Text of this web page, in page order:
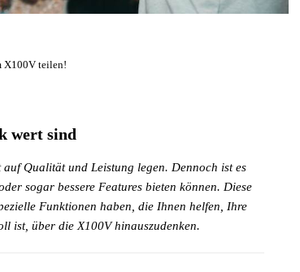
X100V teilen!
wert sind
Qualität und Leistung legen. Dennoch ist es
sogar bessere Features bieten können. Diese
Funktionen haben, die Ihnen helfen, Ihre
ist, über die X100V hinauszudenken.